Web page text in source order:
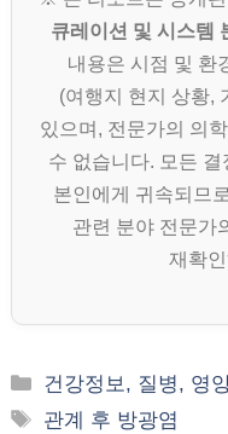
큐레이션 및 시스템
내용은 시점 및 환
(여행지 현지 상황,
있으며, 전문가의 의
수 없습니다. 모든
본인에게 귀속되므
관련 분야 전문가
재확
카
테
건강정보, 질병, 영
태
관계 후 방광염